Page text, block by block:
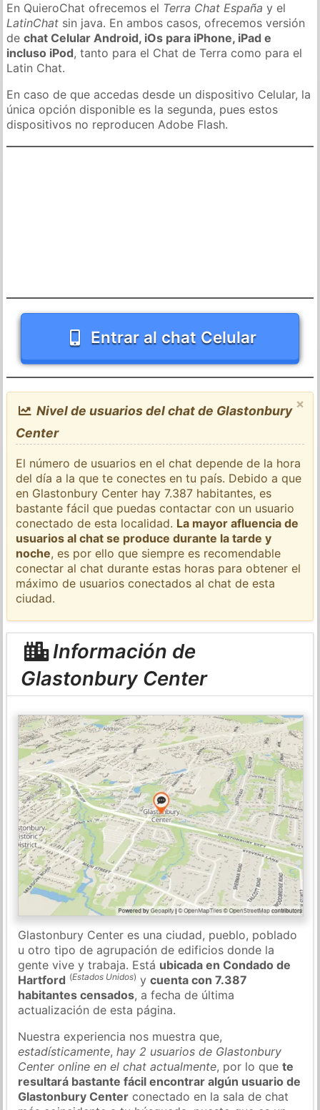
En QuieroChat ofrecemos el Terra Chat España y el
LatinChat sin java. En ambos casos, ofrecemos versión
dechat Celular Android, iOs para iPhone, iPad e
incluso iPod, tanto para el Chat de Terra como para el
Latin Chat.
En caso de que accedas desde un dispositivo Celular, la
única opción disponible es la segunda, pues estos
dispositivos no reproducen Adobe Flash.
Entrar al chat Celular
×
Nivel de usuarios del chat de Glastonbury
Center
El número de usuarios en el chat depende de la hora
del día a la que te conectes en tu país. Debido a que
en Glastonbury Center hay 7.387 habitantes, es
bastante fácil que puedas contactar con un usuario
conectado de esta localidad. La mayor afluencia de
usuarios al chat se produce durante la tarde y
noche, es por ello que siempre es recomendable
conectar al chat durante estas horas para obtener el
máximo de usuarios conectados al chat de esta
ciudad.
Información de
Glastonbury Center
Glastonbury Center es una ciudad, pueblo, poblado
u otro tipo de agrupación de edificios donde la
gente vive y trabaja. Está ubicada en Condado de
Hartford (Estados Unidos) ycuenta con 7.387
habitantes censados, a fecha de última
actualización de esta página.
Nuestra experiencia nos muestra que,
estadísticamente,hay 2 usuarios de Glastonbury
Center online en el chat actualmente, por lo quete
resultará bastante fácil encontrar algún usuario de
Glastonbury Center conectado en la sala de chat